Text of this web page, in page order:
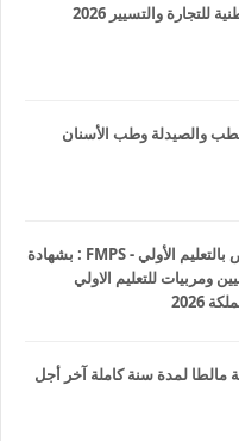
نتائج النهائية المدرسة الوطنية للتجارة والتسيير 2026
والصيدلة وطب الأسنان
المؤسسة المغربية للنهوض بالتعليم الأولي - FMPS : بشهادة
ومربيات للتعليم الاولي
2026
لمدة سنة كاملة آخر أجل